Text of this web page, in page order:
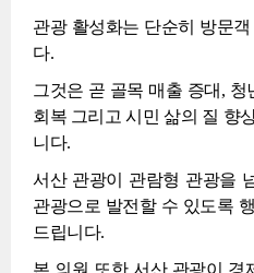
관광 활성화는 단순히 방문
다.
그것은 곧 골목 매출 증대, 청
회복 그리고 시민 삶의 질 향
니다.
서산 관광이 관람형 관광을
관광으로 발전할 수 있도록
드립니다.
본 의원 또한 서산 관광이 경